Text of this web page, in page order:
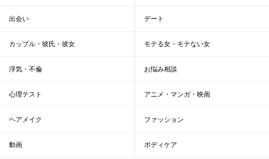
出会い デート
カップル・彼氏・彼女 モテる女・モテない女
浮気・不倫 お悩み相談
心理テスト アニメ・マンガ・映画
ヘアメイク ファッション
動画 ボディケア